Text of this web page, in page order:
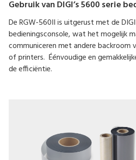
Gebruik van DIGI’s 5600 serie
De RGW-560II is uitgerust met de
bedieningsconsole, wat het mogelijk
communiceren met andere backroom
of printers. Éénvoudige en
de efficiëntie.